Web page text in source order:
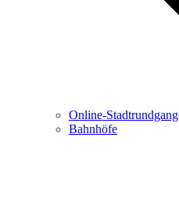
Online-Stadtrundgang
Bahnhöfe